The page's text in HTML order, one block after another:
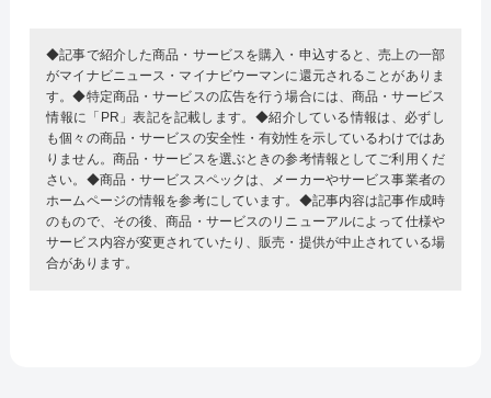
◆記事で紹介した商品・サービスを購入・申込すると、売上の一部
がマイナビニュース・マイナビウーマンに還元されることがありま
す。◆特定商品・サービスの広告を行う場合には、商品・サービス
情報に「PR」表記を記載します。◆紹介している情報は、必ずし
も個々の商品・サービスの安全性・有効性を示しているわけではあ
りません。商品・サービスを選ぶときの参考情報としてご利用くだ
さい。◆商品・サービススペックは、メーカーやサービス事業者の
ホームページの情報を参考にしています。◆記事内容は記事作成時
のもので、その後、商品・サービスのリニューアルによって仕様や
サービス内容が変更されていたり、販売・提供が中止されている場
合があります。